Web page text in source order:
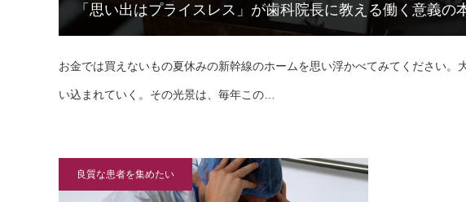
「思い出はプライスレス」が歯科院長に教える働く意義の
お金では買えないもの夏休みの新幹線のホームを思い浮かべてみてください。
い込まれていく。その光景は、毎年この…
良質な患者を集めたい